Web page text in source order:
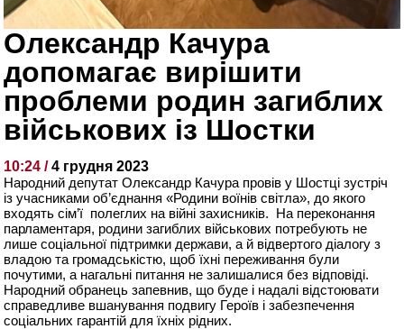
Олександр Качура
допомагає вирішити
проблеми родин загиблих
військових із Шостки
10:24 /4 грудня 2023
Народний депутат Олександр Качура провів у Шостці зустріч
із учасниками об’єднання «Родини воїнів світла», до якого
входять сім’ї полеглих на війні захисників. На переконання
парламентаря, родини загиблих військових потребують не
лише соціальної підтримки держави, а й відвертого діалогу з
владою та громадськістю, щоб їхні переживання були
почутими, а нагальні питання не залишалися без відповіді.
Народний обранець запевнив, що буде і надалі відстоювати
справедливе вшанування подвигу Героїв і забезпечення
соціальних гарантій для їхніх рідних.